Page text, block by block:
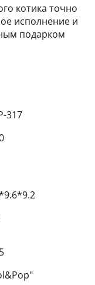
котика точно
исполнение и
подарком
317